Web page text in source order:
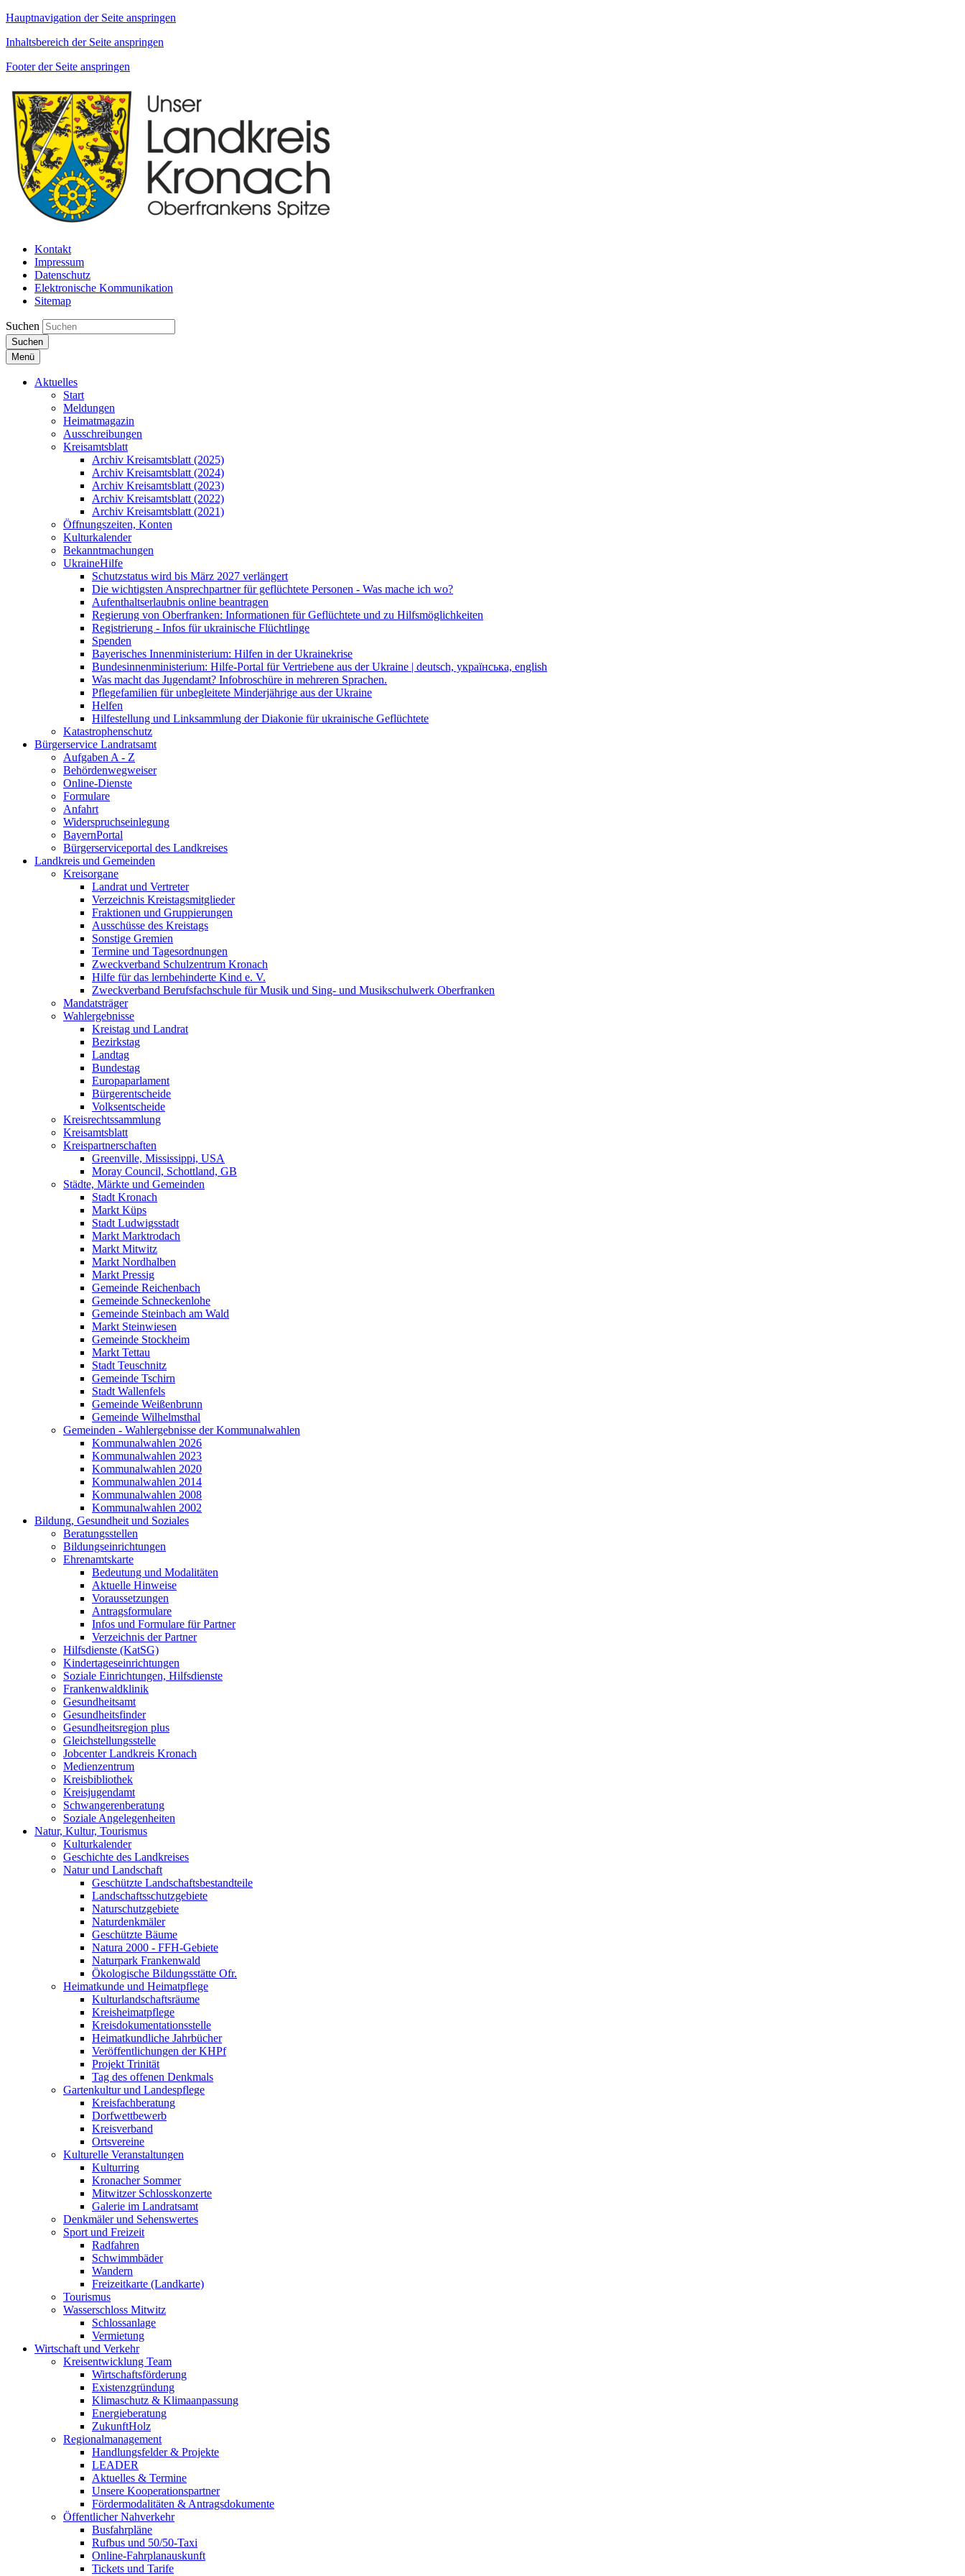
Hauptnavigation der Seite anspringen
Inhaltsbereich der Seite anspringen
Footer der Seite anspringen
Kontakt
Impressum
Datenschutz
Elektronische Kommunikation
Sitemap
Suchen
Suchen
Menü
Aktuelles
Start
Meldungen
Heimatmagazin
Ausschreibungen
Kreisamtsblatt
Archiv Kreisamtsblatt (2025)
Archiv Kreisamtsblatt (2024)
Archiv Kreisamtsblatt (2023)
Archiv Kreisamtsblatt (2022)
Archiv Kreisamtsblatt (2021)
Öffnungszeiten, Konten
Kulturkalender
Bekanntmachungen
UkraineHilfe
Schutzstatus wird bis März 2027 verlängert
Die wichtigsten Ansprechpartner für geflüchtete Personen - Was mache ich wo?
Aufenthaltserlaubnis online beantragen
Regierung von Oberfranken: Informationen für Geflüchtete und zu Hilfsmöglichkeiten
Registrierung - Infos für ukrainische Flüchtlinge
Spenden
Bayerisches Innenministerium: Hilfen in der Ukrainekrise
Bundesinnenministerium: Hilfe-Portal für Vertriebene aus der Ukraine | deutsch, українська, english
Was macht das Jugendamt? Infobroschüre in mehreren Sprachen.
Pflegefamilien für unbegleitete Minderjährige aus der Ukraine
Helfen
Hilfestellung und Linksammlung der Diakonie für ukrainische Geflüchtete
Katastrophenschutz
Bürgerservice Landratsamt
Aufgaben A - Z
Behördenwegweiser
Online-Dienste
Formulare
Anfahrt
Widerspruchseinlegung
BayernPortal
Bürgerserviceportal des Landkreises
Landkreis und Gemeinden
Kreisorgane
Landrat und Vertreter
Verzeichnis Kreistagsmitglieder
Fraktionen und Gruppierungen
Ausschüsse des Kreistags
Sonstige Gremien
Termine und Tagesordnungen
Zweckverband Schulzentrum Kronach
Hilfe für das lernbehinderte Kind e. V.
Zweckverband Berufsfachschule für Musik und Sing- und Musikschulwerk Oberfranken
Mandatsträger
Wahlergebnisse
Kreistag und Landrat
Bezirkstag
Landtag
Bundestag
Europaparlament
Bürgerentscheide
Volksentscheide
Kreisrechtssammlung
Kreisamtsblatt
Kreispartnerschaften
Greenville, Mississippi, USA
Moray Council, Schottland, GB
Städte, Märkte und Gemeinden
Stadt Kronach
Markt Küps
Stadt Ludwigsstadt
Markt Marktrodach
Markt Mitwitz
Markt Nordhalben
Markt Pressig
Gemeinde Reichenbach
Gemeinde Schneckenlohe
Gemeinde Steinbach am Wald
Markt Steinwiesen
Gemeinde Stockheim
Markt Tettau
Stadt Teuschnitz
Gemeinde Tschirn
Stadt Wallenfels
Gemeinde Weißenbrunn
Gemeinde Wilhelmsthal
Gemeinden - Wahlergebnisse der Kommunalwahlen
Kommunalwahlen 2026
Kommunalwahlen 2023
Kommunalwahlen 2020
Kommunalwahlen 2014
Kommunalwahlen 2008
Kommunalwahlen 2002
Bildung, Gesundheit und Soziales
Beratungsstellen
Bildungseinrichtungen
Ehrenamtskarte
Bedeutung und Modalitäten
Aktuelle Hinweise
Voraussetzungen
Antragsformulare
Infos und Formulare für Partner
Verzeichnis der Partner
Hilfsdienste (KatSG)
Kindertageseinrichtungen
Soziale Einrichtungen, Hilfsdienste
Frankenwaldklinik
Gesundheitsamt
Gesundheitsfinder
Gesundheitsregion plus
Gleichstellungsstelle
Jobcenter Landkreis Kronach
Medienzentrum
Kreisbibliothek
Kreisjugendamt
Schwangerenberatung
Soziale Angelegenheiten
Natur, Kultur, Tourismus
Kulturkalender
Geschichte des Landkreises
Natur und Landschaft
Geschützte Landschaftsbestandteile
Landschaftsschutzgebiete
Naturschutzgebiete
Naturdenkmäler
Geschützte Bäume
Natura 2000 - FFH-Gebiete
Naturpark Frankenwald
Ökologische Bildungsstätte Ofr.
Heimatkunde und Heimatpflege
Kulturlandschaftsräume
Kreisheimatpflege
Kreisdokumentationsstelle
Heimatkundliche Jahrbücher
Veröffentlichungen der KHPf
Projekt Trinität
Tag des offenen Denkmals
Gartenkultur und Landespflege
Kreisfachberatung
Dorfwettbewerb
Kreisverband
Ortsvereine
Kulturelle Veranstaltungen
Kulturring
Kronacher Sommer
Mitwitzer Schlosskonzerte
Galerie im Landratsamt
Denkmäler und Sehenswertes
Sport und Freizeit
Radfahren
Schwimmbäder
Wandern
Freizeitkarte (Landkarte)
Tourismus
Wasserschloss Mitwitz
Schlossanlage
Vermietung
Wirtschaft und Verkehr
Kreisentwicklung Team
Wirtschaftsförderung
Existenzgründung
Klimaschutz & Klimaanpassung
Energieberatung
ZukunftHolz
Regionalmanagement
Handlungsfelder & Projekte
LEADER
Aktuelles & Termine
Unsere Kooperationspartner
Fördermodalitäten & Antragsdokumente
Öffentlicher Nahverkehr
Busfahrpläne
Rufbus und 50/50-Taxi
Online-Fahrplanauskunft
Tickets und Tarife